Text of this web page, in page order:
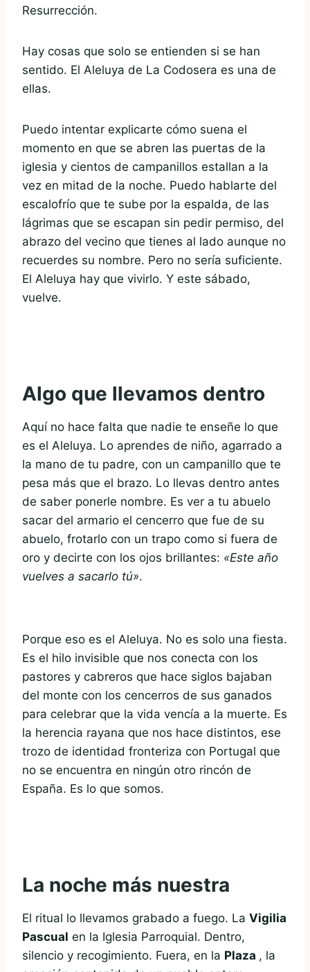
Resurrección.
Hay cosas que solo se entienden si se han
sentido. El Aleluya de La Codosera es una de
ellas.
Puedo intentar explicarte cómo suena el
momento en que se abren las puertas de la
iglesia y cientos de campanillos estallan a la
vez en mitad de la noche. Puedo hablarte del
escalofrío que te sube por la espalda, de las
lágrimas que se escapan sin pedir permiso, del
abrazo del vecino que tienes al lado aunque no
recuerdes su nombre. Pero no sería suficiente.
El Aleluya hay que vivirlo. Y este sábado,
vuelve.
Algo que llevamos dentro
Aquí no hace falta que nadie te enseñe lo que
es el Aleluya. Lo aprendes de niño, agarrado a
la mano de tu padre, con un campanillo que te
pesa más que el brazo. Lo llevas dentro antes
de saber ponerle nombre. Es ver a tu abuelo
sacar del armario el cencerro que fue de su
abuelo, frotarlo con un trapo como si fuera de
oro y decirte con los ojos brillantes: «Este año
vuelves a sacarlo tú».
Porque eso es el Aleluya. No es solo una fiesta.
Es el hilo invisible que nos conecta con los
pastores y cabreros que hace siglos bajaban
del monte con los cencerros de sus ganados
para celebrar que la vida vencía a la muerte. Es
la herencia rayana que nos hace distintos, ese
trozo de identidad fronteriza con Portugal que
no se encuentra en ningún otro rincón de
España. Es lo que somos.
La noche más nuestra
El ritual lo llevamos grabado a fuego. La Vigilia
Pascual en la Iglesia Parroquial. Dentro,
silencio y recogimiento. Fuera, en la Plaza , la